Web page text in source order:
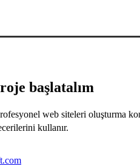
başlatalım
web siteleri oluşturma
kullanır.